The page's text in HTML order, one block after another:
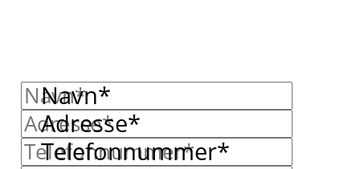
Navn*
Adresse*
Telefonnummer*